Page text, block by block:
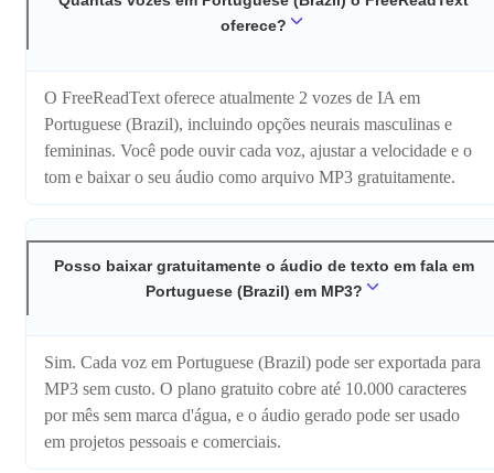
oferece?
O FreeReadText oferece atualmente 2 vozes de IA em
Portuguese (Brazil), incluindo opções neurais masculinas e
femininas. Você pode ouvir cada voz, ajustar a velocidade e o
tom e baixar o seu áudio como arquivo MP3 gratuitamente.
Posso baixar gratuitamente o áudio de texto em fala em
Portuguese (Brazil) em MP3?
Sim. Cada voz em Portuguese (Brazil) pode ser exportada para
MP3 sem custo. O plano gratuito cobre até 10.000 caracteres
por mês sem marca d'água, e o áudio gerado pode ser usado
em projetos pessoais e comerciais.